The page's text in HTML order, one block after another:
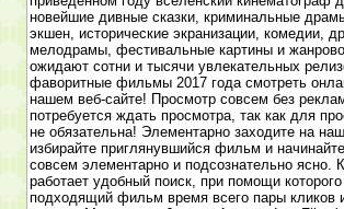
новейшие дивные сказки, криминальные
экшен, исторические экранизации, комедии,
мелодрамы, фестивальные картины и
ожидают сотни и тысячи увлекательных
фаворитные фильмы 2017 года смотреть
нашем веб-сайте! Просмотр совсем без
потребуется ждать просмотра, так как для
не обязательна! Элементарно заходите на
избирайте приглянувшийся фильм и
совсем элементарно и подсознательно ясно.
работает удобный поиск, при помощи
подходящий фильм время всего пары кликов